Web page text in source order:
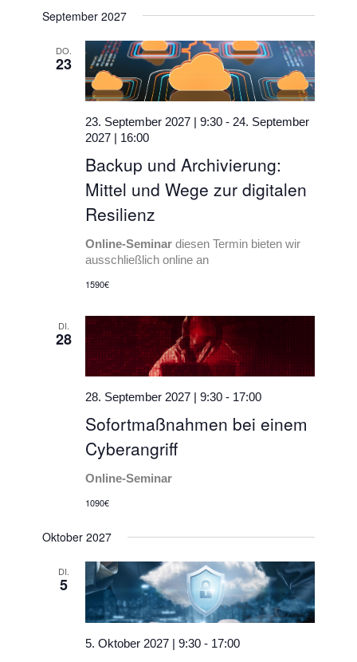
September 2027
DO.
23
Backup und Archivierung:
Mittel und Wege zur digitalen
Resilienz
23. September 2027 | 9:30 - 24. September
2027 | 16:00
Online-Seminardiesen Termin bieten wir
ausschließlich online an
1590€
DI.
28
Sofortmaßnahmen bei einem
Cyberangriff
28. September 2027 | 9:30 - 17:00
Online-Seminar
1090€
Oktober 2027
DI.
5
5. Oktober 2027 | 9:30 - 17:00